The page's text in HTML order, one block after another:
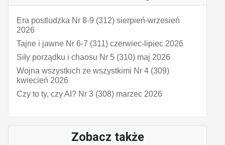
Era postludzka Nr 8-9 (312) sierpień-wrzesień
2026
Tajne i jawne Nr 6-7 (311) czerwiec-lipiec 2026
Siły porządku i chaosu Nr 5 (310) maj 2026
Wojna wszystkich ze wszystkimi Nr 4 (309)
kwiecień 2026
Czy to ty, czy AI? Nr 3 (308) marzec 2026
Zobacz także